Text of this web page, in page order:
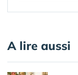
A lire aussi